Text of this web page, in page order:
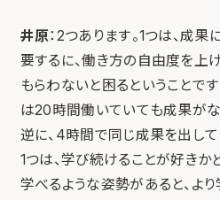
井原：2つあります。1つは、成果
要するに、働き方の自由度を上
もらわないと困るということです
は20時間働いていても成果が
逆に、4時間で同じ成果を出し
1つは、学び続けることが好きか
学べるような姿勢があると、よ